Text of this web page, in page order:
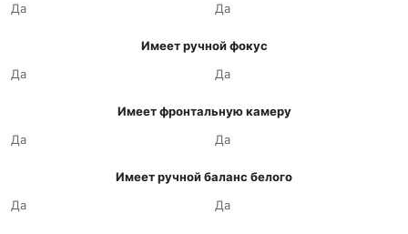
Да
Да
Имеет ручной фокус
Да
Да
Имеет фронтальную камеру
Да
Да
Имеет ручной баланс белого
Да
Да